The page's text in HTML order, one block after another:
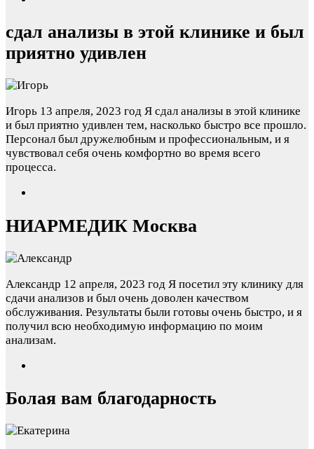
сдал анализы в этой клинике и был
приятно удивлен
Игорь 13 апреля, 2023 год Я сдал анализы в этой клинике
и был приятно удивлен тем, насколько быстро все прошло.
Персонал был дружелюбным и профессиональным, и я
чувствовал себя очень комфортно во время всего
процесса.
НИАРМЕДИК Москва
Александр 12 апреля, 2023 год Я посетил эту клинику для
сдачи анализов и был очень доволен качеством
обслуживания. Результаты были готовы очень быстро, и я
получил всю необходимую информацию по моим
анализам.
Болая вам благодарность